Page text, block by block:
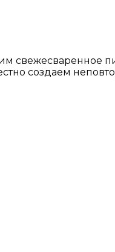
свежесваренное
создаем